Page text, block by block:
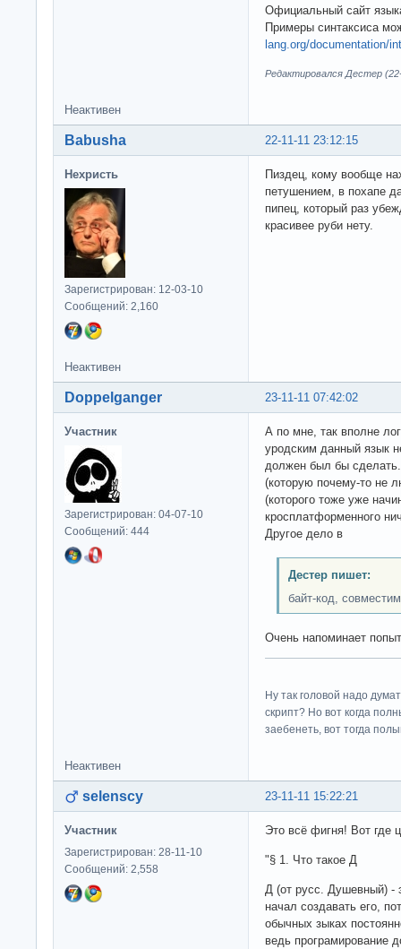
Официальный сайт
Примеры синтаксиса
lang.org/documentation/
Редактировался Дестер
Неактивен
22-11-11 23:12:15
Babusha
Нехристь
Зарегистрирован: 12-03-10
Сообщений: 2,160
Пиздец, кому вообще
петушением, в похапе
пипец, который раз
красивее руби нету.
Неактивен
23-11-11 07:42:02
Doppelganger
Участник
Зарегистрирован: 04-07-10
Сообщений: 444
А по мне, так вполне
уродским данный язык
должен был бы
(которую почему-то не
(которого тоже уже
кросплатформенного
Другое дело в
Дестер пишет:
байт-код,
Очень напоминает
Ну так головой надо
скрипт? Но вот когда
заебенеть, вот тогда
Неактивен
23-11-11 15:22:21
selenscy
Участник
Зарегистрирован: 28-11-10
Сообщений: 2,558
Это всё фигня! Вот где
"§ 1. Что такое Д
Д (от русс. Душевный) -
начал создавать его,
обычных зыках
ведь програмирование